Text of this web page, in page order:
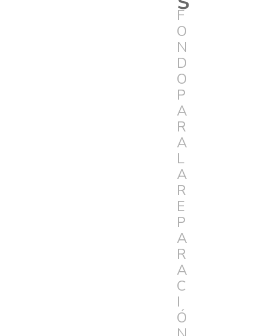
F
O
N
D
O
P
A
R
A
L
A
R
E
P
A
R
A
C
I
Ó